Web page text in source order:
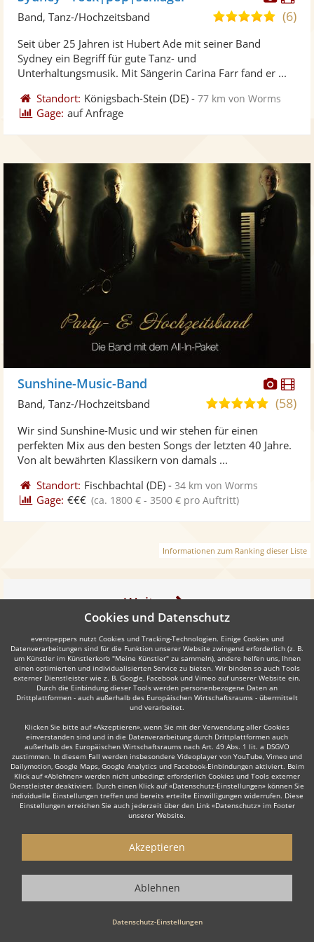
4,9
Sternen
(6)
Band, Tanz-/Hochzeitsband
Seit über 25 Jahren ist Hubert Ade mit seiner Band
Sydney ein Begriff für gute Tanz- und
Unterhaltungsmusik. Mit Sängerin Carina Farr fand er ...
Standort: Königsbach-Stein (DE) -77 km von Worms
Gage: auf Anfrage
Sunshine-Music-Band
5,0
5
(58)
Band, Tanz-/Hochzeitsband
Wir sind Sunshine-Music und wir stehen für einen
perfekten Mix aus den besten Songs der letzten 40 Jahre.
Von alt bewährten Klassikern von damals ...
Standort: Fischbachtal (DE) -34 km von Worms
Gage: €€€ (ca. 1800 € - 3500 € pro Auftritt)
Informationen zum Ranking dieser Liste
Weiter
Auch interessant:
Rock Top 40 Alternative Band Tanz- & Showband
Starten Sie mit dem Button 'Kostenlos anfragen' eine Anfrage an die für
Sie interessanten Bands - also z. B. bestimmte Schlagerbands &
Oldiebands. Diesen Button finden Sie auf den jeweiligen Künstler-Profil-
Cookies und Datenschutz
eventpeppers nutzt Cookies und Tracking-Technologien. Einige Cookies und
Datenverarbeitungen sind für die Funktion unserer Website zwingend erforderlich (z. B.
um Künstler im Künstlerkorb "Meine Künstler" zu sammeln), andere helfen uns, Ihnen
einen optimierten und individualisierten Service zu bieten. Wir binden so auch Tools
externer Dienstleister wie z. B. Google, Facebook und Vimeo auf unserer Website ein.
Durch die Einbindung dieser Tools werden personenbezogene Daten an
Drittplattformen - auch außerhalb des Europäischen Wirtschaftsraums - übermittelt
und verarbeitet.
Klicken Sie bitte auf «Akzeptieren», wenn Sie mit der Verwendung aller Cookies
einverstanden sind und in die Datenverarbeitung durch Drittplattformen auch
außerhalb des Europäischen Wirtschaftsraums nach Art. 49 Abs. 1 lit. a DSGVO
zustimmen. In diesem Fall werden insbesondere Videoplayer von YouTube, Vimeo und
Dailymotion, Google Maps, Google Analytics und Facebook-Einbindungen aktiviert. Beim
Klick auf «Ablehnen» werden nicht unbedingt erforderlich Cookies und Tools externer
Dienstleister deaktiviert. Durch einen Klick auf «Datenschutz-Einstellungen» können Sie
individuelle Einstellungen treffen und bereits erteilte Einwilligungen widerrufen. Diese
Einstellungen erreichen Sie auch jederzeit über den Link «Datenschutz» im Footer
unserer Website.
Datenschutz-Einstellungen
Akzeptieren
Ablehnen